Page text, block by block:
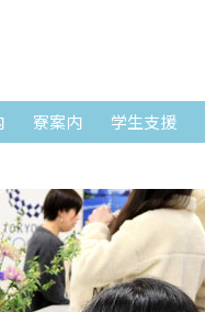
寮案内 学生支援